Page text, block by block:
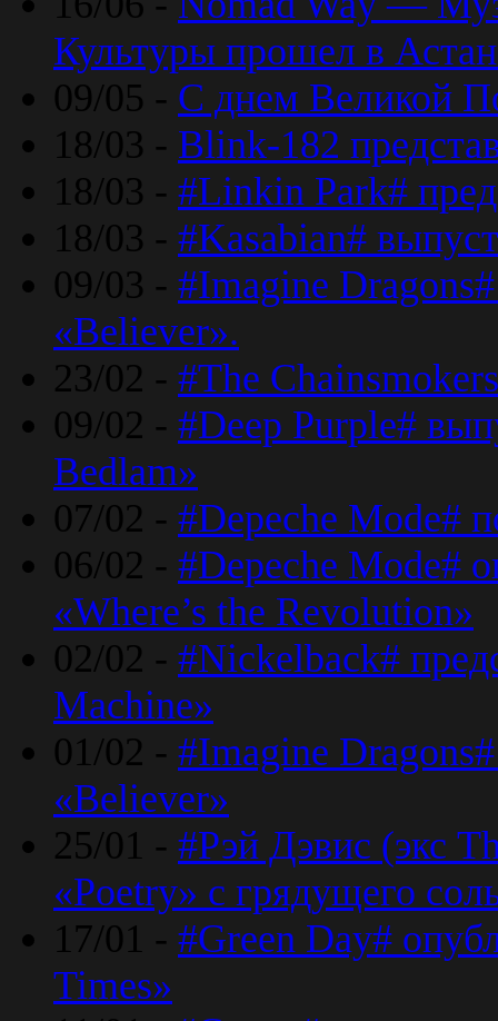
Культуры прошел в
09/05 - С днем Великой
18/03 - Blink-182
18/03 - #Linkin Park#
18/03 - #Kasabian#
09/03 - #Imagine
«Believer».
23/02 - #The
09/02 - #Deep Purple#
Bedlam»
07/02 - #Depeche Mode#
06/02 - #Depeche Mode#
«Where’s the Revolution»
02/02 - #Nickelback#
Machine»
01/02 - #Imagine
«Believer»
25/01 - #Рэй Дэвис (экс
«Poetry» с грядущего
17/01 - #Green Day#
Times»